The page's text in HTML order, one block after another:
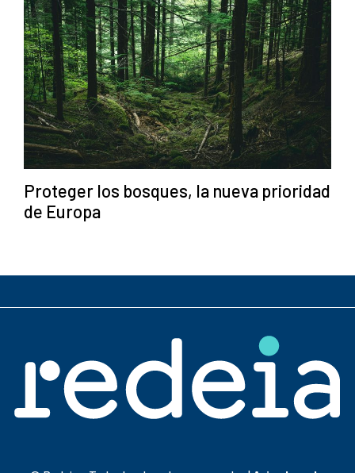
Proteger los bosques, la nueva prioridad
de Europa